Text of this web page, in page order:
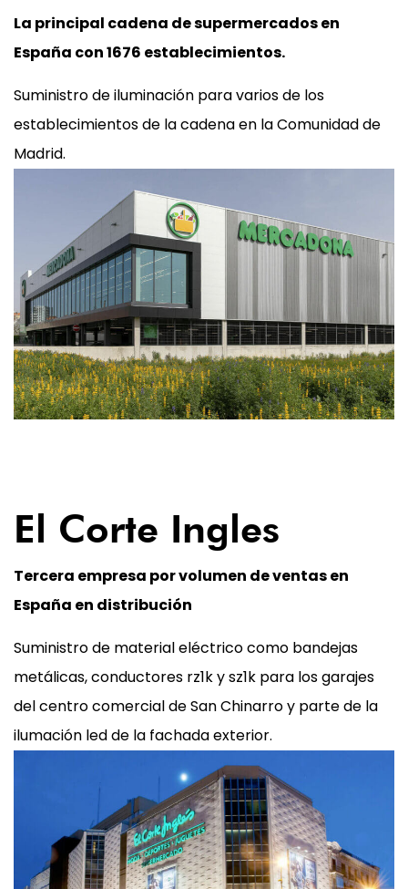
La principal cadena de supermercados en
España con 1676 establecimientos.
Suministro de iluminación para varios de los
establecimientos de la cadena en la Comunidad de
Madrid.
02
El Corte Ingles
Tercera empresa por volumen de ventas en
España en distribución
Suministro de material eléctrico como bandejas
metálicas, conductores rz1k y sz1k para los garajes
del centro comercial de San Chinarro y parte de la
ilumación led de la fachada exterior.